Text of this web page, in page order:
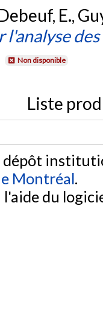
E.,
l'analyse
Non disponible
Liste
dépôt
Montréal.
l'aide du